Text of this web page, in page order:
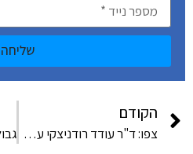
שליחה
הקודם
צפו: ד"ר עודד רודניצקי על מתיחת פנים בתכניתו של רפי קרסו